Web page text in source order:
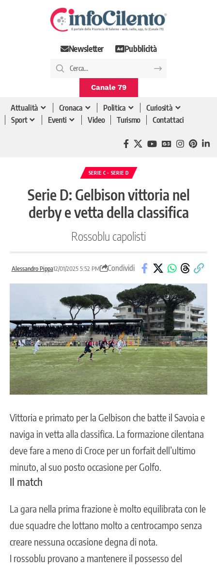
Newsletter Pubblicità
Canale 79
Attualità Cronaca Politica
Curiosità
Sport
Eventi Video Turismo Contattaci
SERIE C - SERIE D
Serie D: Gelbison vittoria nel
derby e vetta della classifica
Rossoblu capolisti
Alessandro Pippa12/01/2025 5:52 PM Condividi
Vittoria e primato per la Gelbison che batte il Savoia e
naviga in vetta alla classifica. La formazione cilentana
deve fare a meno di Croce per un forfait dell’ultimo
minuto, al suo posto occasione per Golfo.
Il match
La gara nella prima frazione è molto equilibrata con le
due squadre che lottano molto a centrocampo senza
creare nessuna occasione degna di nota.
I rossoblu provano a mantenere il possesso del